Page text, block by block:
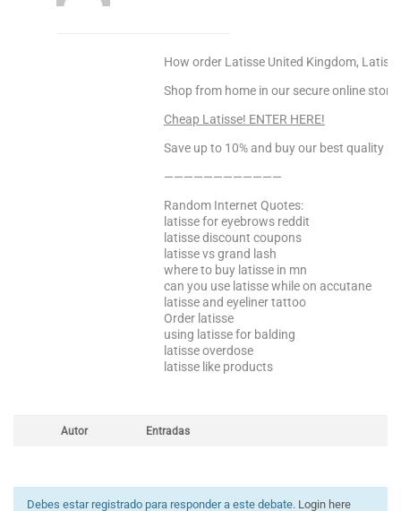
How order Latisse United Kingdom,
Shop from home in our secure online store!
Cheap Latisse! ENTER HERE!
Save up to 10% and buy our best quality
————————————
Random Internet Quotes:
latisse for eyebrows reddit
latisse discount coupons
latisse vs grand lash
where to buy latisse in mn
can you use latisse while on accutane
latisse and eyeliner tattoo
Order latisse
using latisse for balding
latisse overdose
latisse like products
Autor Entradas
Debes estar registrado para responder a este debate. Login here